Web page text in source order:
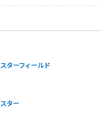
ターフィールド
ター